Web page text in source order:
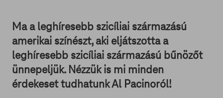
Ma a leghíresebb szicíliai származású
amerikai színészt, aki eljátszotta a
leghíresebb szicíliai származású bűnözőt
ünnepeljük. Nézzük is mi minden
érdekeset tudhatunk Al Pacinoról!